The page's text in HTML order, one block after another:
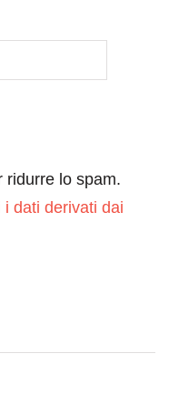
ridurre lo spam.
dati derivati dai